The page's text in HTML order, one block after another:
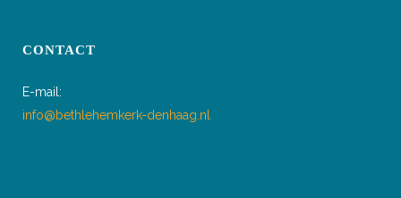
CONTACT
E-mail:
info@bethlehemkerk-denhaag.nl